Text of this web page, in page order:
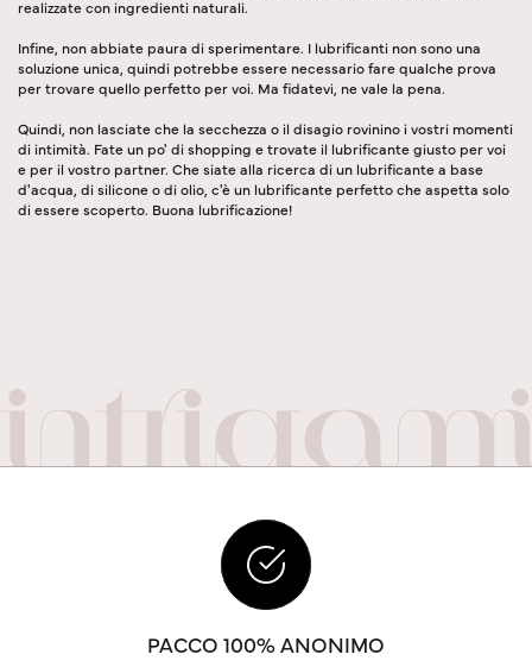
realizzate con ingredienti naturali.
Infine, non abbiate paura di sperimentare. I lubrificanti non sono una
soluzione unica, quindi potrebbe essere necessario fare qualche prova
per trovare quello perfetto per voi. Ma fidatevi, ne vale la pena.
Quindi, non lasciate che la secchezza o il disagio rovinino i vostri momenti
di intimità. Fate un po' di shopping e trovate il lubrificante giusto per voi
e per il vostro partner. Che siate alla ricerca di un lubrificante a base
d'acqua, di silicone o di olio, c'è un lubrificante perfetto che aspetta solo
di essere scoperto. Buona lubrificazione!
PACCO 100% ANONIMO